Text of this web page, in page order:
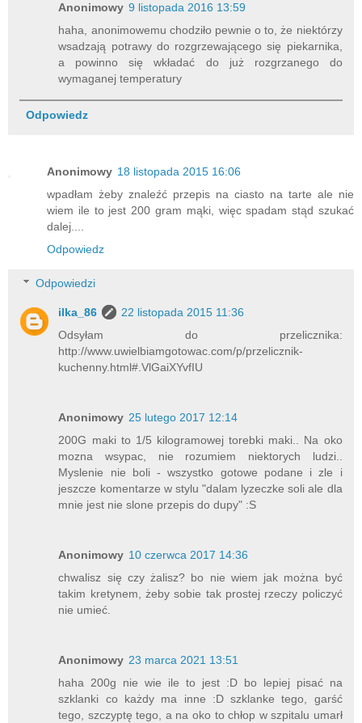
Anonimowy 9 listopada 2016 13:59
haha, anonimowemu chodziło pewnie o to, że niektórzy
wsadzają potrawy do rozgrzewającego się piekarnika,
a powinno się wkładać do już rozgrzanego do
wymaganej temperatury
Odpowiedz
Anonimowy 18 listopada 2015 16:06
wpadłam żeby znaleźć przepis na ciasto na tarte ale nie
wiem ile to jest 200 gram mąki, więc spadam stąd szukać
dalej....
Odpowiedz
Odpowiedzi
ilka_86
22 listopada 2015 11:36
Odsyłam do przelicznika:
http://www.uwielbiamgotowac.com/p/przelicznik-
kuchenny.html#.VlGaiXYvfIU
Anonimowy 25 lutego 2017 12:14
200G maki to 1/5 kilogramowej torebki maki.. Na oko
mozna wsypac, nie rozumiem niektorych ludzi..
Myslenie nie boli - wszystko gotowe podane i zle i
jeszcze komentarze w stylu "dalam lyzeczke soli ale dla
mnie jest nie slone przepis do dupy" :S
Anonimowy 10 czerwca 2017 14:36
chwalisz się czy żalisz? bo nie wiem jak można być
takim kretynem, żeby sobie tak prostej rzeczy policzyć
nie umieć.
Anonimowy 23 marca 2021 13:51
haha 200g nie wie ile to jest :D bo lepiej pisać na
szklanki co każdy ma inne :D szklanke tego, garść
tego, szczyptę tego, a na oko to chłop w szpitalu umarł